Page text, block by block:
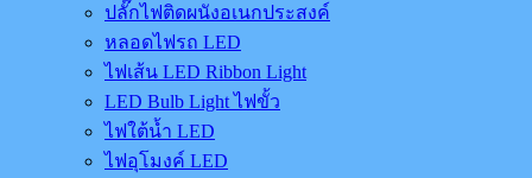
ปลั๊กไฟติดผนังอเนกประสงค์
หลอดไฟรถ LED
ไฟเส้น LED Ribbon Light
LED Bulb Light ไฟขั้ว
ไฟใต้น้ำ LED
ไฟอุโมงค์ LED